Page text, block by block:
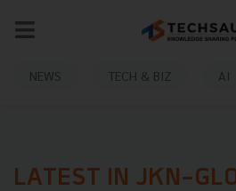
NEWS TECH & BIZ AI
LATEST IN JKN-